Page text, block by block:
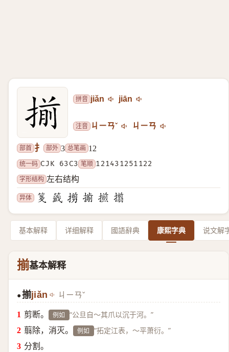
拼音 jiǎn jiān
注音 ㄐㄧㄢˇ ㄐㄧㄢ
部首 扌 部外 3 总笔画 12
统一码 CJK 63C3 笔顺 121431251122
字形结构 左右结构
异体
基本解释 详细解释 國語辭典 康熙字典 说文解
揃基本解释
●揃jiǎn ㄐㄧㄢˇ
剪断。 例如 “公旦自～其爪以沉于河。”
翦除，消灭。 例如 “拓定江表，～平萧衍。”
分割。